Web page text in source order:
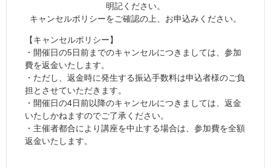
明記ください。
キャンセルポリシーをご確認の上、お申込みください。
【キャンセルポリシー】
・開催日の5日前までのキャンセルにつきましては、参加
費を返金いたします。
・ただし、返金時に発生する振込手数料は申込者様のご負
担とさせていただきます。
・開催日の4日前以降のキャンセルにつきましては、返金
いたしかねますのでご了承ください。
・主催者都合により講座を中止する場合は、参加費を全額
返金いたします。